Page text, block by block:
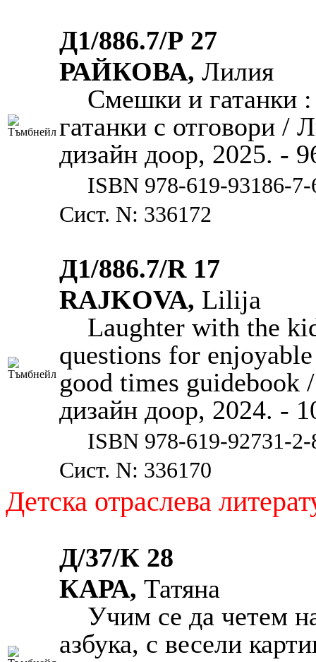
Д1/886.7/Р 27
РАЙКОВА, Лилия
Смешки и гатанки
гатанки с отговори /
дизайн доор, 2025. -
ISBN 978-619-93186-7-
Сист. N: 336172
Д1/886.7/R 17
RAJKOVA, Lilija
Laughter with the
questions for
good times
дизайн доор, 2024. -
ISBN 978-619-92731-2-
Сист. N: 336170
Детска отраслева
Д/37/К 28
КАРА, Татяна
Учим се да четем
азбука, с весели